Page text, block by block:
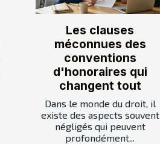
Les clauses
méconnues des
conventions
d'honoraires qui
changent tout
Dans le monde du droit, il
existe des aspects souvent
négligés qui peuvent
profondément...